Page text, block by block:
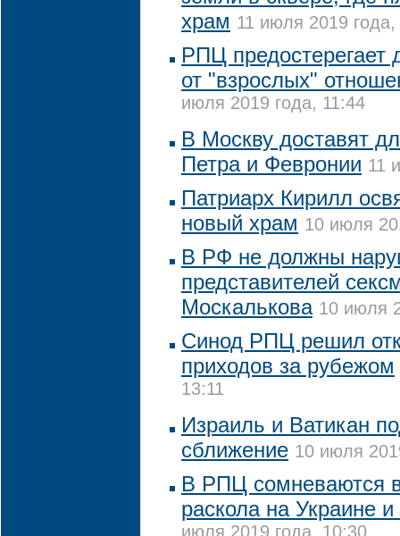
храм 11 июля 2019
РПЦ предостерегает
от "взрослых"
июля 2019 года, 11:44
В Москву доставят
Петра и Февронии 11
Патриарх Кирилл
новый храм 10 июля
В РФ не должны
представителей
Москалькова 10 июля
Синод РПЦ решил
приходов за рубежом
13:11
Израиль и Ватикан
сближение 10 июля
В РПЦ сомневаются
раскола на Украине